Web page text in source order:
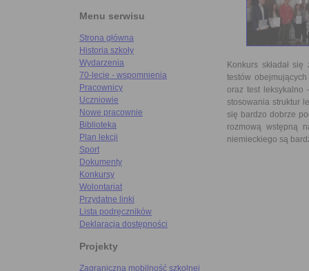
Menu serwisu
Strona główna
Historia szkoły
Wydarzenia
70-lecie - wspomnienia
Pracownicy
Uczniowie
Nowe pracownie
Biblioteka
Plan lekcji
Sport
Dokumenty
Konkursy
Wolontariat
Przydatne linki
Lista podręczników
Deklaracja dostępności
Projekty
Zagraniczna mobilność szkolnej
Konkurs składał
testów
oraz test leksykalno
stosowania struktur
się bardzo dobrze
rozmową wstępną
niemieckiego są